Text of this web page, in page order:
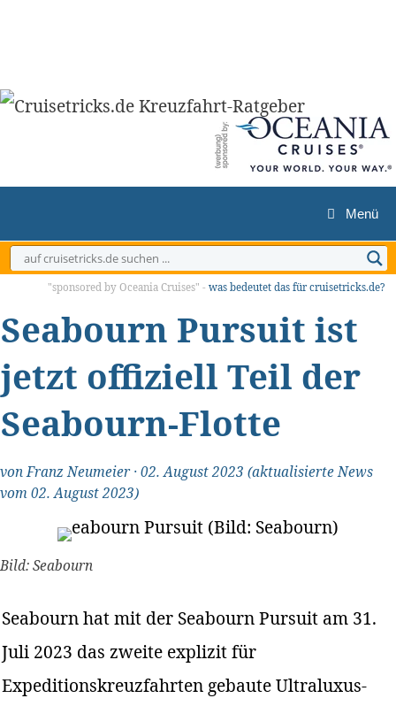
Menü
"sponsored by Oceania Cruises" - was bedeutet das für cruisetricks.de?
Seabourn Pursuit ist
jetzt offiziell Teil der
Seabourn-Flotte
vonFranz Neumeier·02. August 2023 (aktualisierte News
vom 02. August 2023)
Bild: Seabourn
Seabourn hat mit der Seabourn Pursuit am 31.
Juli 2023 das zweite explizit für
Expeditionskreuzfahrten gebaute Ultraluxus-